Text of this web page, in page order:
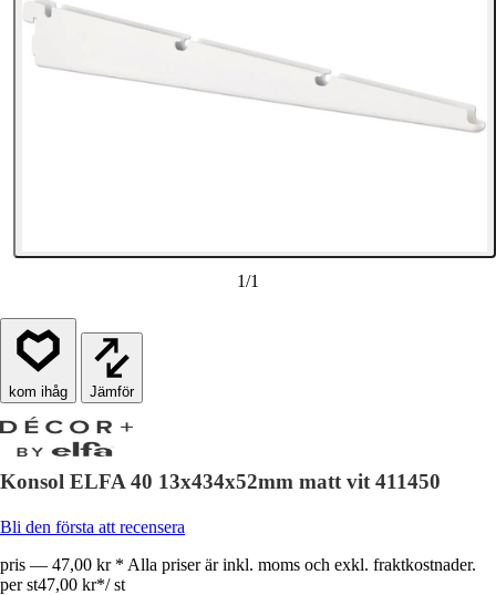
1/1
Jämför
Konsol ELFA 40 13x434x52mm matt vit 411450
Bli den första att recensera
pris — 47,00 kr * Alla priser är inkl. moms och exkl. fraktkostnader.
per st47,00 kr*/ st